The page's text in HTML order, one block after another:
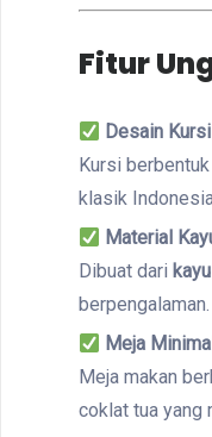
Fitur
Desain
Kursi
klasik
Material
Dibuat dari
berpengalaman.
Meja
Meja makan
coklat tua yang